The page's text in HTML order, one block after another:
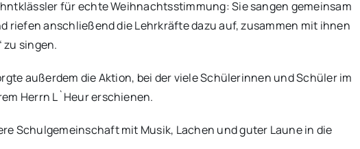
für echte Weihnachtsstimmung: Sie sangen gemeinsam
riefen anschließend die Lehrkräfte dazu auf, zusammen mit ihnen
zu singen.
außerdem die Aktion, bei der viele Schülerinnen und Schüler im
Herrn L`Heur erschienen.
Schulgemeinschaft mit Musik, Lachen und guter Laune in die